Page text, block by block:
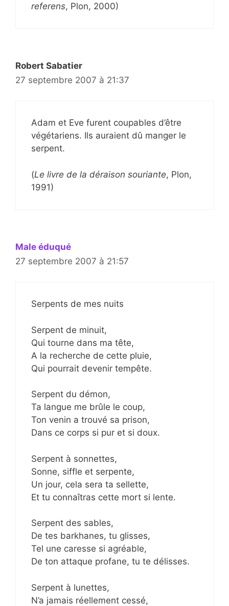
referens, Plon, 2000)
Robert Sabatier
27 septembre 2007 à 21:37
Adam et Eve furent coupables d’être
végétariens. Ils auraient dû manger le
serpent.
(Le livre de la déraison souriante, Plon,
1991)
Male éduqué
27 septembre 2007 à 21:57
Serpents de mes nuits
Serpent de minuit,
Qui tourne dans ma tête,
A la recherche de cette pluie,
Qui pourrait devenir tempête.
Serpent du démon,
Ta langue me brûle le coup,
Ton venin a trouvé sa prison,
Dans ce corps si pur et si doux.
Serpent à sonnettes,
Sonne, siffle et serpente,
Un jour, cela sera ta sellette,
Et tu connaîtras cette mort si lente.
Serpent des sables,
De tes barkhanes, tu glisses,
Tel une caresse si agréable,
De ton attaque profane, tu te délisses.
Serpent à lunettes,
N’a jamais réellement cessé,